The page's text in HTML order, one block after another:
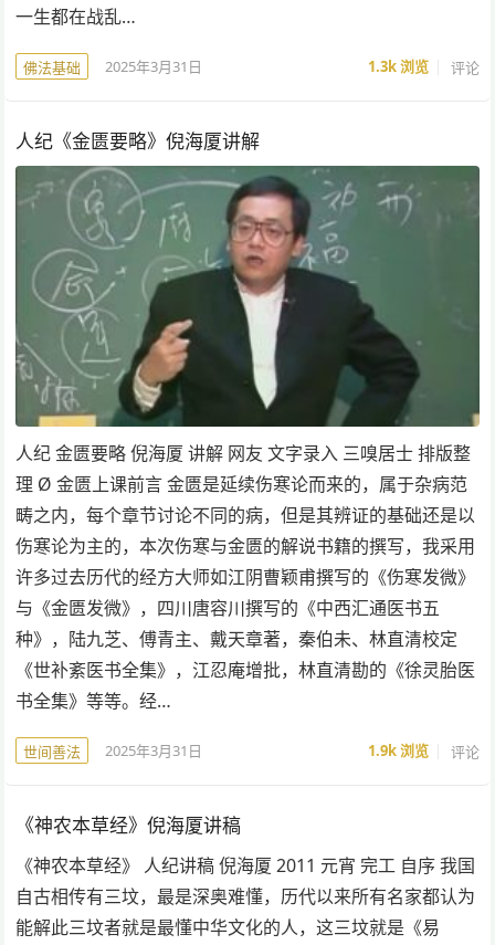
一生都在战乱…
佛法基础 2025年3月31日 1.3k浏览 评论
人纪《金匮要略》倪海厦讲解
人纪 金匮要略 倪海厦 讲解 网友 文字录入 三嗅居士 排版整
理 Ø 金匮上课前言 金匮是延续伤寒论而来的，属于杂病范
畴之内，每个章节讨论不同的病，但是其辨证的基础还是以
伤寒论为主的，本次伤寒与金匮的解说书籍的撰写，我采用
许多过去历代的经方大师如江阴曹颖甫撰写的《伤寒发微》
与《金匮发微》，四川唐容川撰写的《中西汇通医书五
种》，陆九芝、傅青主、戴天章著，秦伯未、林直清校定
《世补紊医书全集》，江忍庵增批，林直清勘的《徐灵胎医
书全集》等等。经…
世间善法 2025年3月31日 1.9k浏览 评论
《神农本草经》倪海厦讲稿
《神农本草经》 人纪讲稿 倪海厦 2011 元宵 完工 自序 我国
自古相传有三坟，最是深奥难懂，历代以来所有名家都认为
能解此三坟者就是最懂中华文化的人，这三坟就是《易